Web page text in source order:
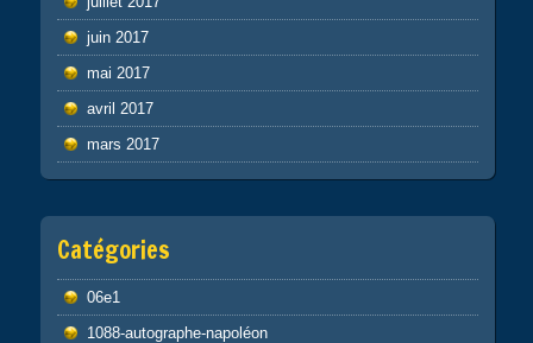
juin 2017
mai 2017
avril 2017
mars 2017
Catégories
06e1
1088-autographe-napoléon